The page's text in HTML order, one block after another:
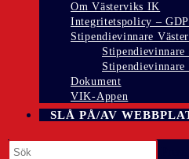
Om Västerviks IK
Integritetspolicy –
Stipendievinnare
Stipendievinnare
Stipendievinnare
Dokument
VIK-Appen
SLÅ PÅ/AV